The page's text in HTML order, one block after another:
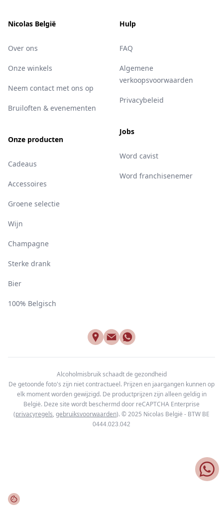
Nicolas België
Over ons
Onze winkels
Neem contact met ons op
Bruiloften & evenementen
Onze producten
Cadeaus
Accessoires
Groene selectie
Wijn
Champagne
Sterke drank
Bier
100% Belgisch
Hulp
FAQ
Algemene
verkoopsvoorwaarden
Privacybeleid
Jobs
Word cavist
Word franchisenemer
Alcoholmisbruik schaadt de gezondheid
De getoonde foto's zijn niet contractueel. Prijzen en jaargangen kunnen op
elk moment worden gewijzigd. De productprijzen zijn alleen geldig in
België. Deze site wordt beschermd door reCAPTCHA Enterprise
(privacyregels, gebruiksvoorwaarden). © 2025 Nicolas België - BTW BE
0444.023.042